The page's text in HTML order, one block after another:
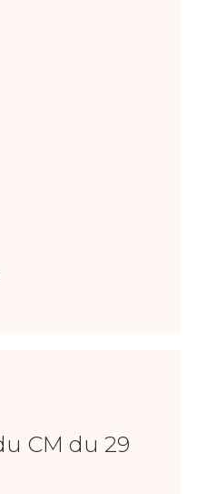
CM du 29